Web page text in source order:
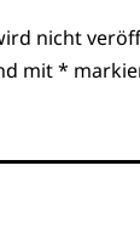
nicht
mit*